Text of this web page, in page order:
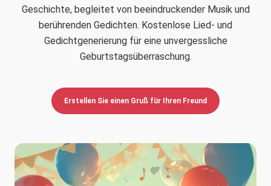
Geschichte, begleitet von beeindruckender Musik und
berührenden Gedichten. Kostenlose Lied- und
Gedichtgenerierung für eine unvergessliche
Geburtstagsüberraschung.
Erstellen Sie einen Gruß für Ihren Freund